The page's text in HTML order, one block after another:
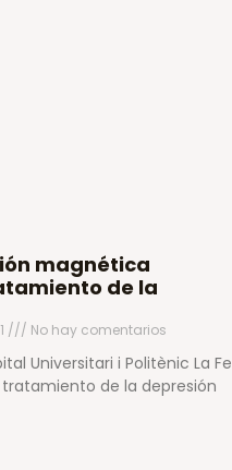
magnética
de la
No hay comentarios
Universitari i Politènic La
de la depresión